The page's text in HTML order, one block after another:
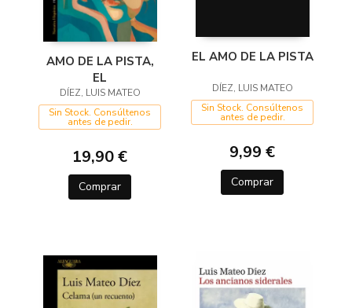
AMO DE LA PISTA,
EL
DÍEZ, LUIS MATEO
Sin Stock. Consúltenos
antes de pedir.
19,90 €
Comprar
EL AMO DE LA PISTA
DÍEZ, LUIS MATEO
Sin Stock. Consúltenos
antes de pedir.
9,99 €
Comprar